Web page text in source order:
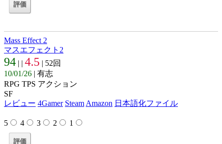
Mass Effect 2
マスエフェクト2
94 | | 4.5 | 52回
10/01/26 | 有志
RPG TPS アクション
SF
レビュー 4Gamer Steam Amazon 日本語化ファイル
5 4 3 2 1